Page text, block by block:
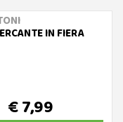
IN FIERA
€ 7,99